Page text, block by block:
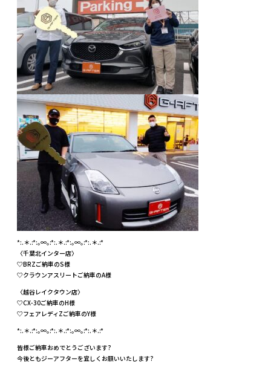
*:.＊.:*:｡∞｡:*:.＊.:*:｡∞｡:*:.＊.:*
〈千葉北インター店〉
♡BRZご納車のS様
♡クラウンアスリートご納車のA様
〈越谷レイクタウン店〉
♡CX-30ご納車のH様
♡フェアレディZご納車のY様
*:.＊.:*:｡∞｡:*:.＊.:*:｡∞｡:*:.＊.:*
皆様ご納車おめでとうございます?
今後ともジーアフターを宜しくお願いいたします?